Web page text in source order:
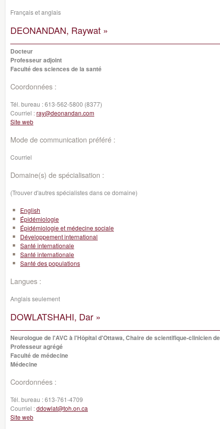
Français et anglais
DEONANDAN, Raywat »
Docteur
Professeur adjoint
Faculté des sciences de la santé
Coordonnées :
Tél. bureau :613-562-5800 (8377)
Courriel :ray@deonandan.com
Site web
Mode de communication préféré :
Courriel
Domaine(s) de spécialisation :
(Trouver d'autres spécialistes dans ce domaine)
English
Épidémiologie
Épidémiologie et médecine sociale
Développement international
Santé internationale
Santé internationale
Santé des populations
Langues :
Anglais seulement
DOWLATSHAHI, Dar »
Neurologue de l'AVC à l'Hôpital d'Ottawa, Chaire de scientifique-clinicien
Professeur agrégé
Faculté de médecine
Médecine
Coordonnées :
Tél. bureau :613-761-4709
Courriel :ddowlat@toh.on.ca
Site web